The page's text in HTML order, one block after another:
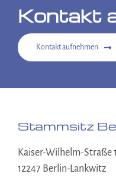
Kontakt
Kontakt aufnehmen
Stammsitz
Kaiser-Wilhelm-Straße
12247 Berlin-Lankwitz